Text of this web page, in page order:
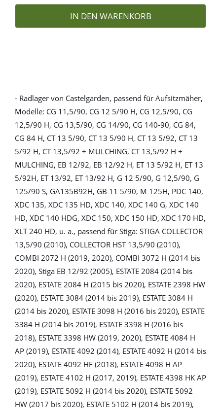
IN DEN WARENKORB
- Radlager von Castelgarden, passend für Aufsitzmäher,
Modelle: CG 11,5/90, CG 12 5/90 H, CG 12,5/90, CG
12,5/90 H, CG 13,5/90, CG 14/90, CG 140-90, CG 84,
CG 84 H, CT 13 5/90, CT 13 5/90 H, CT 13 5/92, CT 13
5/92 H, CT 13,5/92 + MULCHING, CT 13,5/92 H +
MULCHING, EB 12/92, EB 12/92 H, ET 13 5/92 H, ET 13
5/92H, ET 13/92, ET 13/92 H, G 12 5/90, G 12,5/90, G
125/90 S, GA135B92H, GB 11 5/90, M 125H, PDC 140,
XDC 135, XDC 135 HD, XDC 140, XDC 140 G, XDC 140
HD, XDC 140 HDG, XDC 150, XDC 150 HD, XDC 170 HD,
XLT 240 HD, u. a., passend für Stiga: STIGA COLLECTOR
13,5/90 (2010), COLLECTOR HST 13,5/90 (2010),
COMBI 2072 H (2019, 2020), COMBI 3072 H (2014 bis
2020), Stiga EB 12/92 (2005), ESTATE 2084 (2014 bis
2020), ESTATE 2084 H (2015 bis 2020), ESTATE 2398 HW
(2020), ESTATE 3084 (2014 bis 2019), ESTATE 3084 H
(2014 bis 2020), ESTATE 3098 H (2016 bis 2020), ESTATE
3384 H (2014 bis 2019), ESTATE 3398 H (2016 bis
2018), ESTATE 3398 HW (2019, 2020), ESTATE 4084 H
AP (2019), ESTATE 4092 (2014), ESTATE 4092 H (2014 bis
2020), ESTATE 4092 HF (2018), ESTATE 4098 H AP
(2019), ESTATE 4102 H (2017, 2019), ESTATE 4398 HK AP
(2019), ESTATE 5092 H (2014 bis 2020), ESTATE 5092
HW (2017 bis 2020), ESTATE 5102 H (2014 bis 2019),